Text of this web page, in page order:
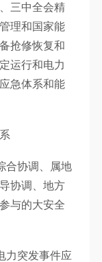
三中全会精
理和国家能
抢修恢复和
运行和电力
急体系和能
合协调、属地
协调、地方
与的大安全
力突发事件应